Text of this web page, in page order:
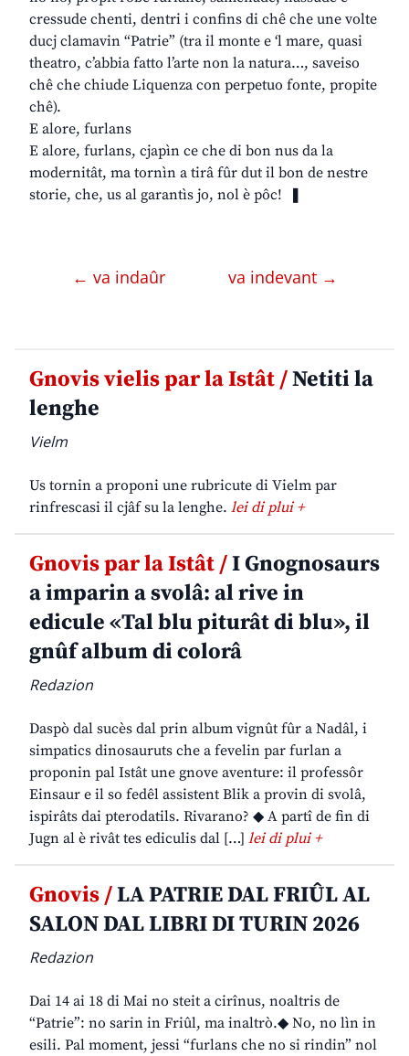
cressude chenti, dentri i confins di chê che une volte
ducj clamavin “Patrie” (tra il monte e ‘l mare, quasi
theatro, c’abbia fatto l’arte non la natura…, saveiso
chê che chiude Liquenza con perpetuo fonte, propite
chê).
E alore, furlans
E alore, furlans, cjapìn ce che di bon nus da la
modernitât, ma tornìn a tirâ fûr dut il bon de nestre
storie, che, us al garantìs jo, nol è pôc! ❚
← va indaûr va indevant →
Gnovis vielis par la Istât /Netiti la
lenghe
Vielm
Us tornin a proponi une rubricute di Vielm par
rinfrescasi il cjâf su la lenghe. lei di plui +
Gnovis par la Istât /I Gnognosaurs
a imparin a svolâ: al rive in
edicule «Tal blu piturât di blu», il
gnûf album di colorâ
Redazion
Daspò dal sucès dal prin album vignût fûr a Nadâl, i
simpatics dinosauruts che a fevelin par furlan a
proponin pal Istât une gnove aventure: il professôr
Einsaur e il so fedêl assistent Blik a provin di svolâ,
ispirâts dai pterodatils. Rivarano? ◆ A partî de fin di
Jugn al è rivât tes ediculis dal […] lei di plui +
Gnovis /LA PATRIE DAL FRIÛL AL
SALON DAL LIBRI DI TURIN 2026
Redazion
Dai 14 ai 18 di Mai no steit a cirînus, noaltris de
“Patrie”: no sarin in Friûl, ma inaltrò.◆ No, no lìn in
esili. Pal moment, jessi “furlans che no si rindin” nol